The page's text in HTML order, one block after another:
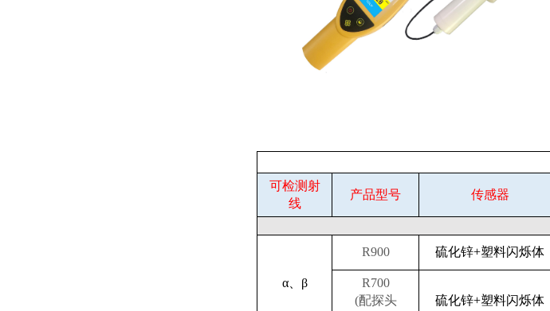
可检测射
线
产品型号 传感器
α、β
R900 硫化锌+塑料闪烁体
R700
(配探头
硫化锌+塑料闪烁体